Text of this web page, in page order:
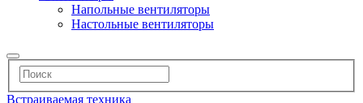
Напольные вентиляторы
Настольные вентиляторы
Встраиваемая техника